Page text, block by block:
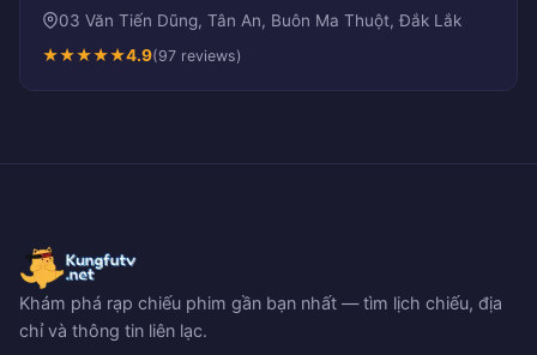
03 Văn Tiến Dũng, Tân An, Buôn Ma Thuột, Đắk Lắk
★★★★★4.9(97 reviews)
Khám phá rạp chiếu phim gần bạn nhất — tìm lịch chiếu, địa
chỉ và thông tin liên lạc.